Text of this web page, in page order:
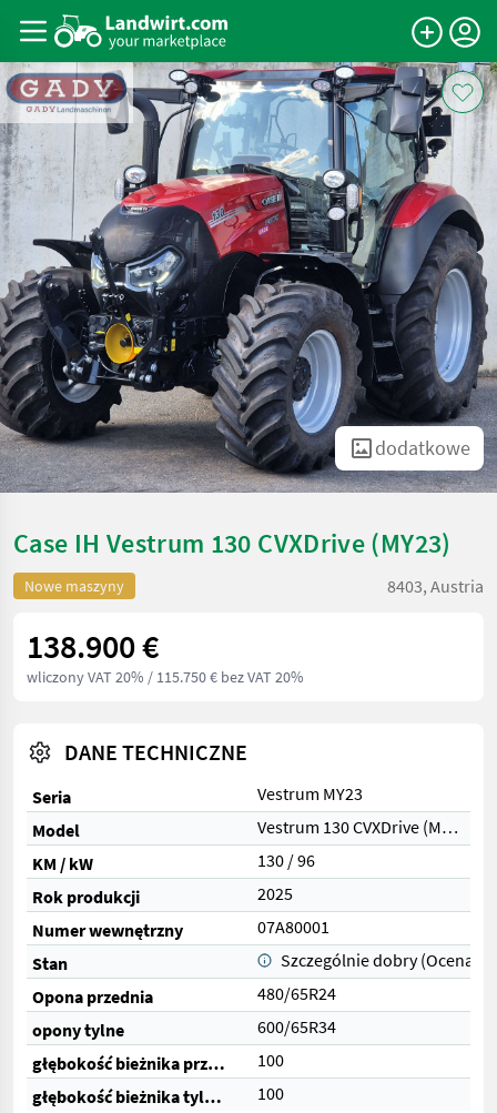
dodatkowe
Case IH Vestrum 130 CVXDrive (MY23)
Nowe maszyny 8403, Austria
138.900 €
wliczony VAT 20% / 115.750 € bez VAT 20%
DANE TECHNICZNE
Seria
Vestrum MY23
Model
Vestrum 130 CVXDrive (MY23)
KM / kW
130 / 96
Rok produkcji
2025
Numer wewnętrzny
07A80001
Stan
Szczególnie dobry (Ocena 1)
Opona przednia
480/65R24
opony tylne
600/65R34
głębokość bieżnika przednich opon (%)
100
głębokość bieżnika tylnych opon (%)
100